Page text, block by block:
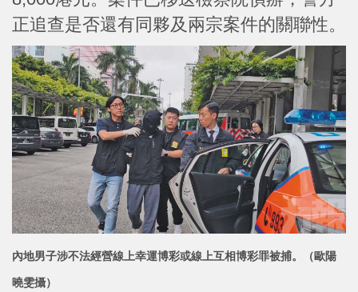
正追查是否還有同夥及兩宗案件的關聯性。
內地男子涉不法經營線上幸運博彩或線上互相博彩罪被捕。（歐陽
曉雯攝）